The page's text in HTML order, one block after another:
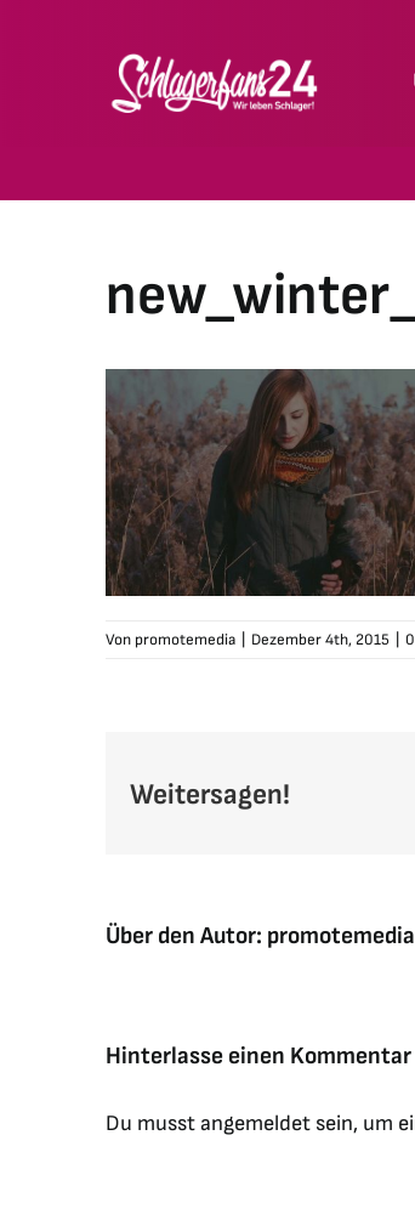
Von promotemedia Dezember 4th, 2015
Weitersagen!
Über den Autor: promotemedia
Hinterlasse einen Kommentar
Du musstangemeldet sein, um